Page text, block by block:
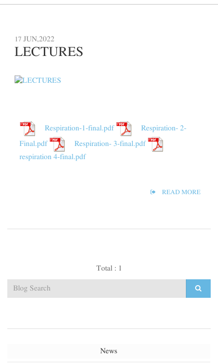
17 JUN,2022
LECTURES
Respiration-1-final.pdf
Respiration- 2-
Final.pdf
Respiration- 3-final.pdf
respiration 4-final.pdf
READ MORE
Total : 1
News